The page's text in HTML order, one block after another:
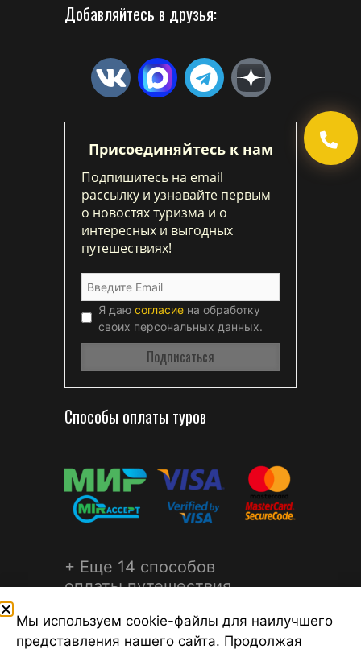
Добавляйтесь в друзья:
Присоединяйтесь к нам
Подпишитесь на email
рассылку и узнавайте первым
о новостях туризма и о
интересных и выгодных
путешествиях!
Я даю согласие на обработку
своих персональных данных.
Способы оплаты туров
+ Еще 14 способов
оплаты путешествия
Мы используем cookie-файлы для наилучшего
представления нашего сайта. Продолжая